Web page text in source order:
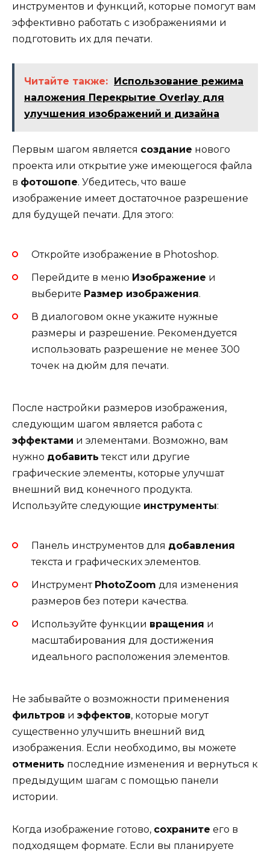
инструментов и функций, которые помогут вам
эффективно работать с изображениями и
подготовить их для печати.
Читайте также:
Использование режима
наложения Перекрытие Overlay для
улучшения изображений и дизайна
Первым шагом является создание нового
проекта или открытие уже имеющегося файла
в фотошопе. Убедитесь, что ваше
изображение имеет достаточное разрешение
для будущей печати. Для этого:
Откройте изображение в Photoshop.
Перейдите в меню Изображение и
выберите Размер изображения.
В диалоговом окне укажите нужные
размеры и разрешение. Рекомендуется
использовать разрешение не менее 300
точек на дюйм для печати.
После настройки размеров изображения,
следующим шагом является работа с
эффектами и элементами. Возможно, вам
нужно добавить текст или другие
графические элементы, которые улучшат
внешний вид конечного продукта.
Используйте следующие инструменты:
Панель инструментов для добавления
текста и графических элементов.
Инструмент PhotoZoom для изменения
размеров без потери качества.
Используйте функции вращения и
масштабирования для достижения
идеального расположения элементов.
Не забывайте о возможности применения
фильтров и эффектов, которые могут
существенно улучшить внешний вид
изображения. Если необходимо, вы можете
отменить последние изменения и вернуться к
предыдущим шагам с помощью панели
истории.
Когда изображение готово, сохраните его в
подходящем формате. Если вы планируете